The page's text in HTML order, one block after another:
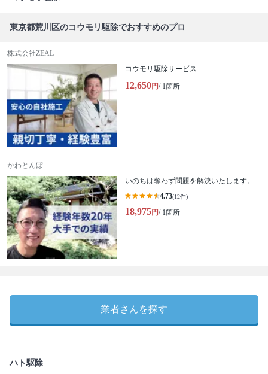
東京都荒川区のコウモリ駆除でおすすめのプロ
株式会社ZEAL
コウモリ駆除サービス
12,650円/ 1箇所
かわとんぼ
いのちは奪わず問題を解決いたします。
4.73(12件)
18,975円/ 1箇所
業者さんを探す
ハト駆除